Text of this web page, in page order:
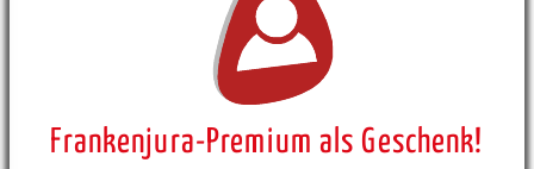
Frankenjura-Premium als Geschenk!